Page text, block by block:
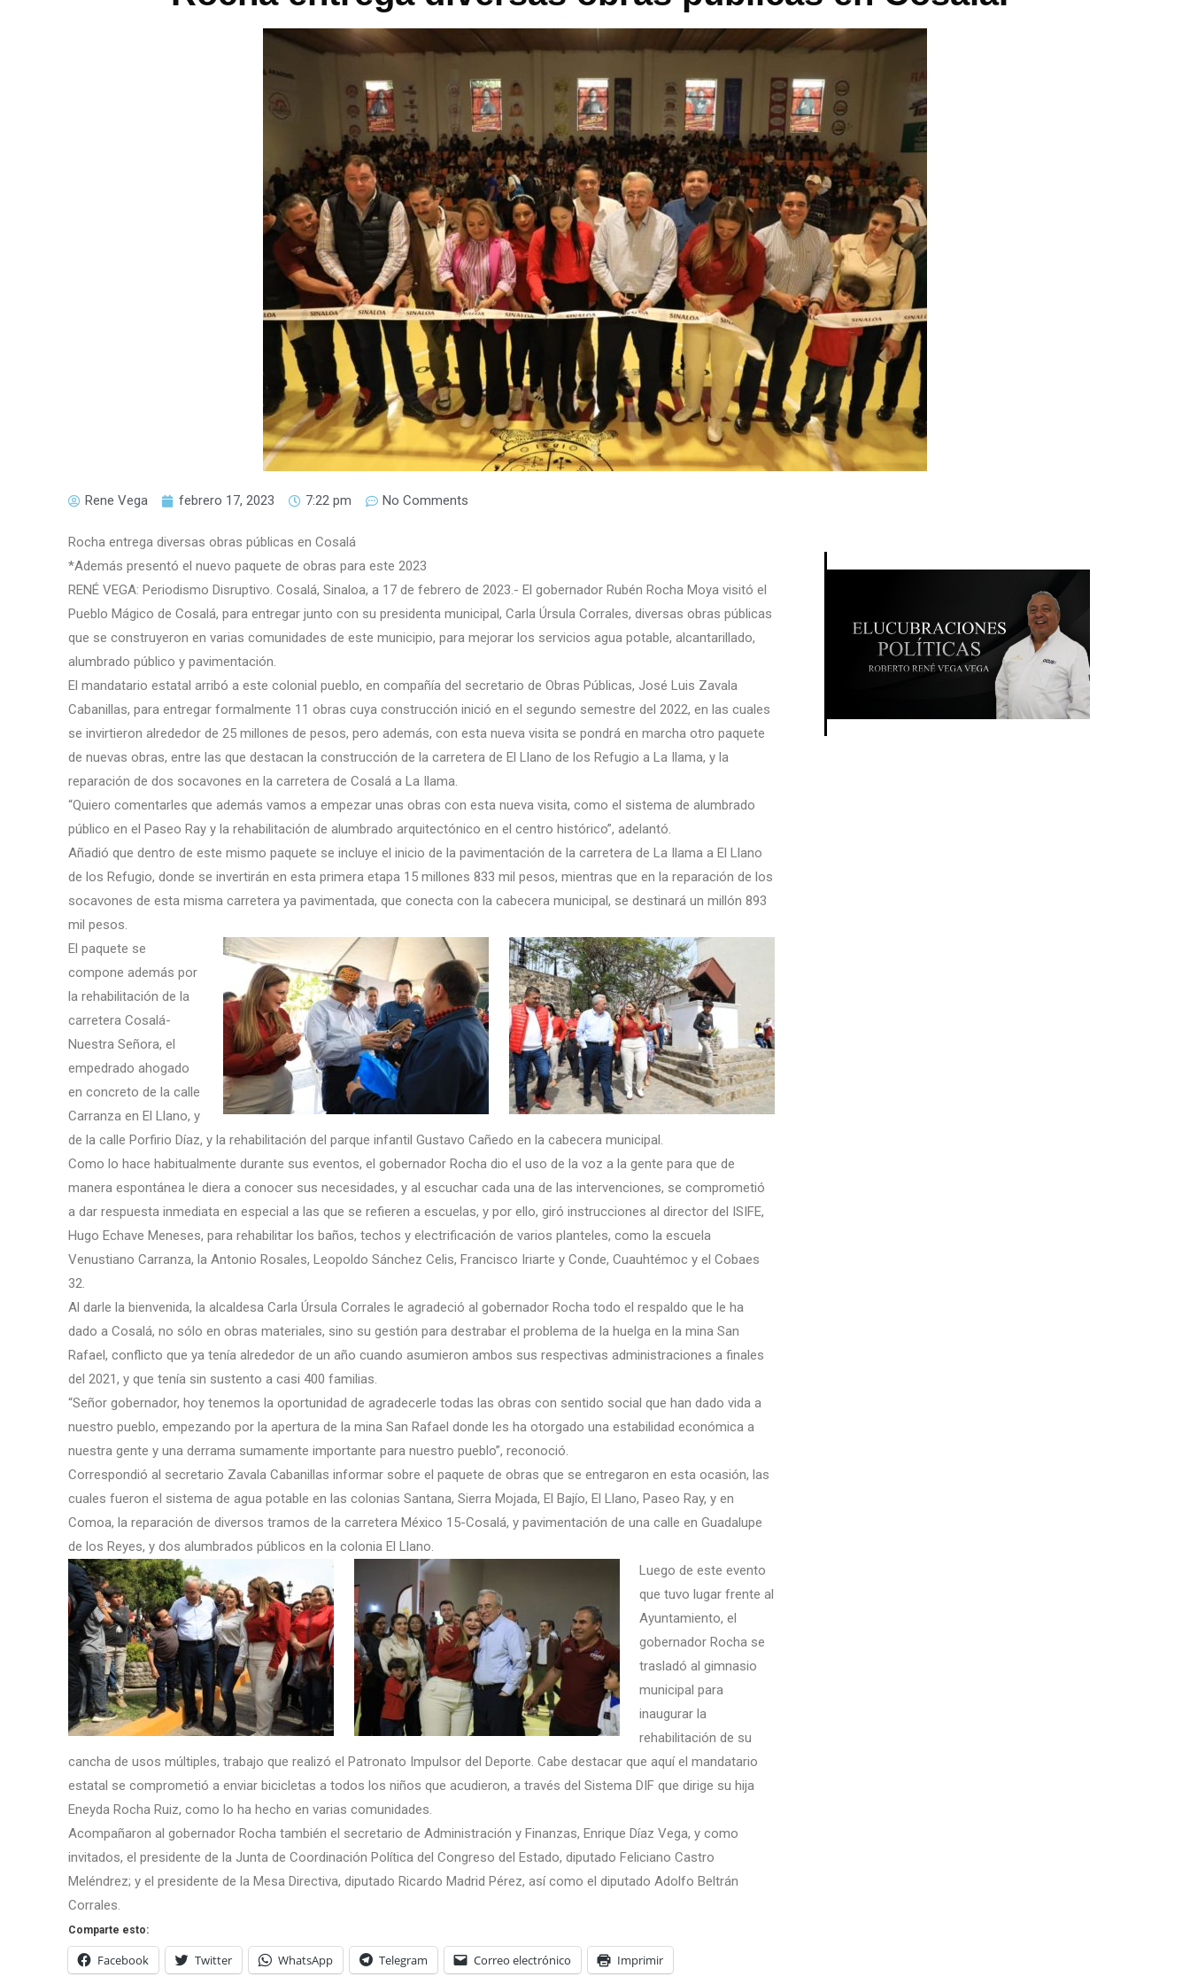
Rene Vega febrero 17, 2023 7:22 pm No Comments
Rocha entrega diversas obras públicas en Cosalá
*Además presentó el nuevo paquete de obras para este 2023
RENÉ VEGA: Periodismo Disruptivo. Cosalá, Sinaloa, a 17 de febrero de 2023.- El gobernador Rubén Rocha Moya visitó el
Pueblo Mágico de Cosalá, para entregar junto con su presidenta municipal, Carla Úrsula Corrales, diversas obras públicas
que se construyeron en varias comunidades de este municipio, para mejorar los servicios agua potable, alcantarillado,
alumbrado público y pavimentación.
El mandatario estatal arribó a este colonial pueblo, en compañía del secretario de Obras Públicas, José Luis Zavala
Cabanillas, para entregar formalmente 11 obras cuya construcción inició en el segundo semestre del 2022, en las cuales
se invirtieron alrededor de 25 millones de pesos, pero además, con esta nueva visita se pondrá en marcha otro paquete
de nuevas obras, entre las que destacan la construcción de la carretera de El Llano de los Refugio a La Ilama, y la
reparación de dos socavones en la carretera de Cosalá a La Ilama.
“Quiero comentarles que además vamos a empezar unas obras con esta nueva visita, como el sistema de alumbrado
público en el Paseo Ray y la rehabilitación de alumbrado arquitectónico en el centro histórico”, adelantó.
Añadió que dentro de este mismo paquete se incluye el inicio de la pavimentación de la carretera de La Ilama a El Llano
de los Refugio, donde se invertirán en esta primera etapa 15 millones 833 mil pesos, mientras que en la reparación de los
socavones de esta misma carretera ya pavimentada, que conecta con la cabecera municipal, se destinará un millón 893
mil pesos.
El paquete se
compone además por
la rehabilitación de la
carretera Cosalá-
Nuestra Señora, el
empedrado ahogado
en concreto de la calle
Carranza en El Llano, y
de la calle Porfirio Díaz, y la rehabilitación del parque infantil Gustavo Cañedo en la cabecera municipal.
Como lo hace habitualmente durante sus eventos, el gobernador Rocha dio el uso de la voz a la gente para que de
manera espontánea le diera a conocer sus necesidades, y al escuchar cada una de las intervenciones, se comprometió
a dar respuesta inmediata en especial a las que se refieren a escuelas, y por ello, giró instrucciones al director del ISIFE,
Hugo Echave Meneses, para rehabilitar los baños, techos y electrificación de varios planteles, como la escuela
Venustiano Carranza, la Antonio Rosales, Leopoldo Sánchez Celis, Francisco Iriarte y Conde, Cuauhtémoc y el Cobaes
32.
Al darle la bienvenida, la alcaldesa Carla Úrsula Corrales le agradeció al gobernador Rocha todo el respaldo que le ha
dado a Cosalá, no sólo en obras materiales, sino su gestión para destrabar el problema de la huelga en la mina San
Rafael, conflicto que ya tenía alrededor de un año cuando asumieron ambos sus respectivas administraciones a finales
del 2021, y que tenía sin sustento a casi 400 familias.
“Señor gobernador, hoy tenemos la oportunidad de agradecerle todas las obras con sentido social que han dado vida a
nuestro pueblo, empezando por la apertura de la mina San Rafael donde les ha otorgado una estabilidad económica a
nuestra gente y una derrama sumamente importante para nuestro pueblo”, reconoció.
Correspondió al secretario Zavala Cabanillas informar sobre el paquete de obras que se entregaron en esta ocasión, las
cuales fueron el sistema de agua potable en las colonias Santana, Sierra Mojada, El Bajío, El Llano, Paseo Ray, y en
Comoa, la reparación de diversos tramos de la carretera México 15-Cosalá, y pavimentación de una calle en Guadalupe
de los Reyes, y dos alumbrados públicos en la colonia El Llano.
Luego de este evento
que tuvo lugar frente al
Ayuntamiento, el
gobernador Rocha se
trasladó al gimnasio
municipal para
inaugurar la
rehabilitación de su
cancha de usos múltiples, trabajo que realizó el Patronato Impulsor del Deporte. Cabe destacar que aquí el mandatario
estatal se comprometió a enviar bicicletas a todos los niños que acudieron, a través del Sistema DIF que dirige su hija
Eneyda Rocha Ruiz, como lo ha hecho en varias comunidades.
Acompañaron al gobernador Rocha también el secretario de Administración y Finanzas, Enrique Díaz Vega, y como
invitados, el presidente de la Junta de Coordinación Política del Congreso del Estado, diputado Feliciano Castro
Meléndrez; y el presidente de la Mesa Directiva, diputado Ricardo Madrid Pérez, así como el diputado Adolfo Beltrán
Corrales.
Comparte esto:
Facebook Twitter WhatsApp Telegram Correo electrónico Imprimir